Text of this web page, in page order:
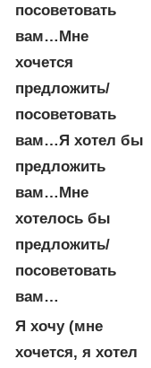
посоветовать
вам…Мне
хочется
предложить/
посоветовать
вам…Я хотел бы
предложить
вам…Мне
хотелось бы
предложить/
посоветовать
вам…
Я хочу (мне
хочется, я хотел